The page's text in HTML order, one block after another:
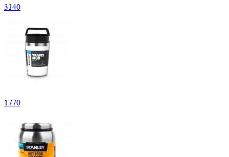
3140
1770